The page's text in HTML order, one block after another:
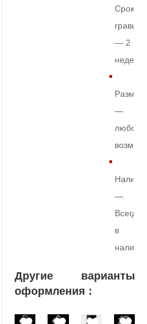
Срок
— 2
недели
Размер
—
любой
—
Всегда
в
Другие варианты
оформления :